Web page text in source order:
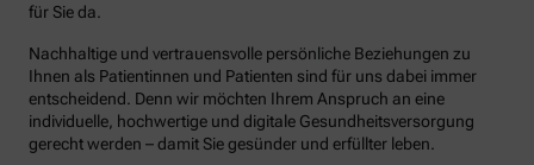
für Sie da.
Nachhaltige und vertrauensvolle persönliche Beziehungen zu
Ihnen als Patientinnen und Patienten sind für uns dabei immer
entscheidend. Denn wir möchten Ihrem Anspruch an eine
individuelle, hochwertige und digitale Gesundheitsversorgung
gerecht werden – damit Sie gesünder und erfüllter leben.